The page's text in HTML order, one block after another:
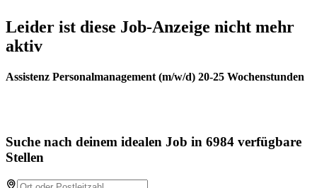
Leider ist diese Job-Anzeige nicht mehr
aktiv
Assistenz Personalmanagement (m/w/d) 20-25 Wochenstunden
Suche nach deinem idealen Job in 6984 verfügbare
Stellen